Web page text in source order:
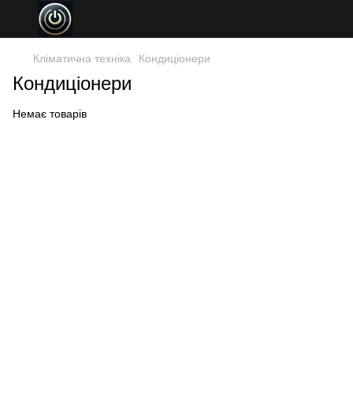
Кліматична техніка Кондиціонери
Кондиціонери
Немає товарів